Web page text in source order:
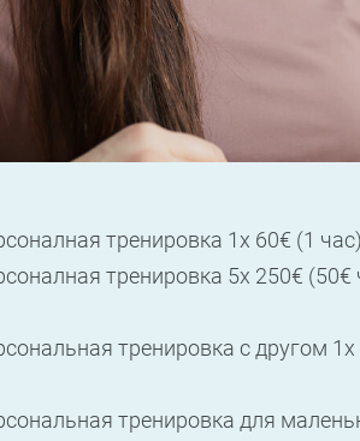
тренировка 1x 60€ (1 час)
тренировка 5x 250€ (50€
тренировка с другом
тренировка для